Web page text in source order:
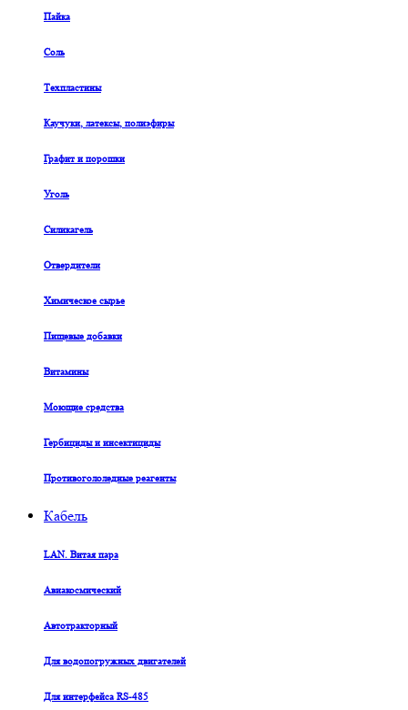
Пайка
Соль
Техпластины
Каучуки, латексы, полиэфиры
Графит и порошки
Уголь
Силикагель
Отвердители
Химическое сырье
Пищевые добавки
Витамины
Моющие средства
Гербициды и инсектициды
Противогололедные реагенты
Кабель
LAN. Витая пара
Авиакосмический
Автотракторный
Для водопогружных двигателей
Для интерфейса RS-485